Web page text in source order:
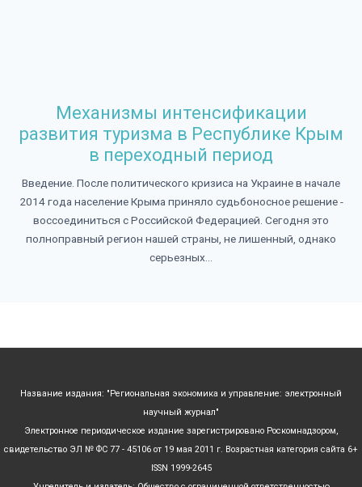
Механизмы интенсификации
развития туризма в Республике Крым
в переходный период
Введение. После политического кризиса на Украине в начале
2014 года население Крыма приняло судьбоносное решение -
воссоединиться с Российской Федерацией. Сегодня это
полноправный регион нашей страны, не лишенный, однако
серьезных...
Название издания: "Региональная экономика и управление: электронный
научный журнал"
Электронное периодическое издание зарегистрировано Роскомнадзором,
свидетельство ЭЛ № ФС 77 - 45106 от 19 мая 2011 г. Возрастная категория сайта 6+
ISSN 1999-2645